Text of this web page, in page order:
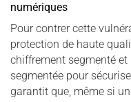
numériques
Pour contrer cette
protection de haute
chiffrement segmenté
segmentée pour
garantit que, même si